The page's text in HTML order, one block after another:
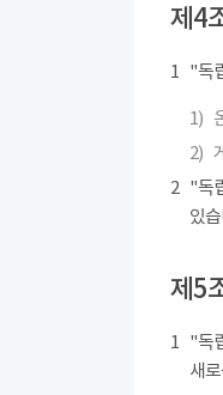
제4
1 "독
1)
2)
2 "독
있
제5
1 "독
새